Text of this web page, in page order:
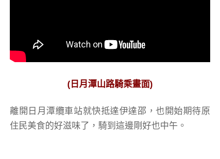
(日月潭山路騎乘畫面)
離開日月潭纜車站就快抵達伊達邵，也開始期待原
住民美食的好滋味了，騎到這邊剛好也中午。